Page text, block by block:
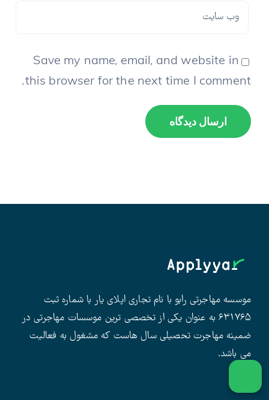
Save my name, email, and website in
this browser for the next time I comment.
موسسه مهاجرتی رابو با نام تجاری اپلای یار با شماره ثبت
۶۳۱۷۶۵ به عنوان یکی از تخصصی ترین موسسات مهاجرتی در
ضمینه مهاجرت تحصیلی سال هاست که مشغول به فعالیت
می باشد.